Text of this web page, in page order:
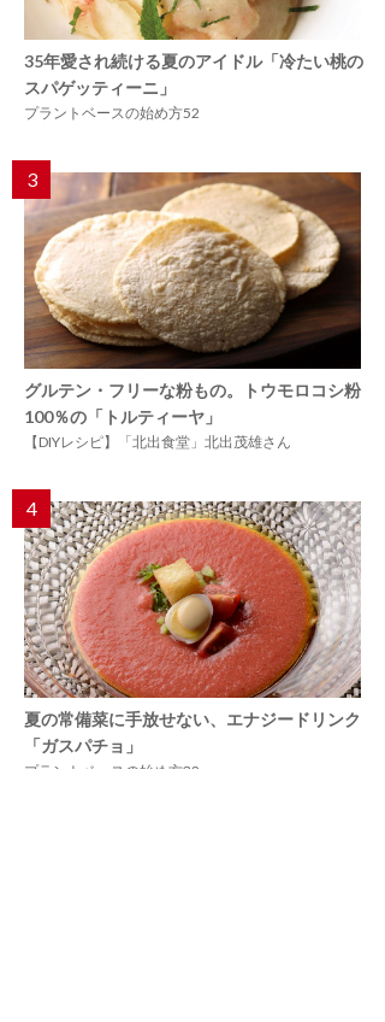
35年愛され続ける夏のアイドル「冷たい桃の
スパゲッティーニ」
プラントベースの始め方52
3
グルテン・フリーな粉もの。トウモロコシ粉
100％の「トルティーヤ」
【DIYレシピ】「北出食堂」北出茂雄さん
4
夏の常備菜に手放せない、エナジードリンク
「ガスパチョ」
プラントベースの始め方32